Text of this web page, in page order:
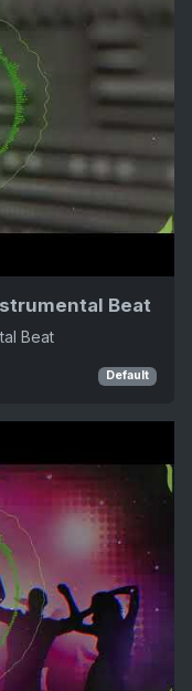
Beat
Beat
Default